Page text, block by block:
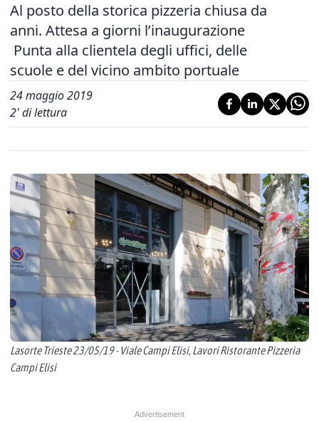
Al posto della storica pizzeria chiusa da
anni. Attesa a giorni l’inaugurazione
Punta alla clientela degli uffici, delle
scuole e del vicino ambito portuale
24 maggio 2019
2' di lettura
Lasorte Trieste 23/05/19 - Viale Campi Elisi, Lavori Ristorante Pizzeria
Campi Elisi